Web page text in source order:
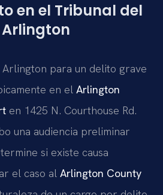
en el Tribunal del
para un delito grave
en el Arlington
en 1425 N. Courthouse Rd.
una audiencia preliminar
si existe causa
el caso al Arlington County